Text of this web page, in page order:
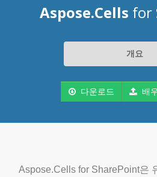
Aspose.Cells for
개요
다운로드 배
Aspose.Cells for SharePoint은